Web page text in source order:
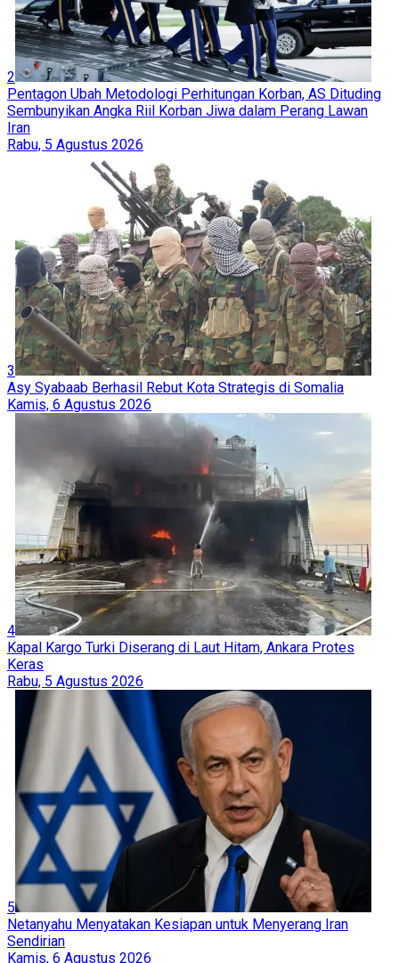
2
Pentagon Ubah Metodologi Perhitungan Korban, AS Dituding
Sembunyikan Angka Riil Korban Jiwa dalam Perang Lawan
Iran
Rabu, 5 Agustus 2026
3
Asy Syabaab Berhasil Rebut Kota Strategis di Somalia
Kamis, 6 Agustus 2026
4
Kapal Kargo Turki Diserang di Laut Hitam, Ankara Protes
Keras
Rabu, 5 Agustus 2026
5
Netanyahu Menyatakan Kesiapan untuk Menyerang Iran
Sendirian
Kamis, 6 Agustus 2026